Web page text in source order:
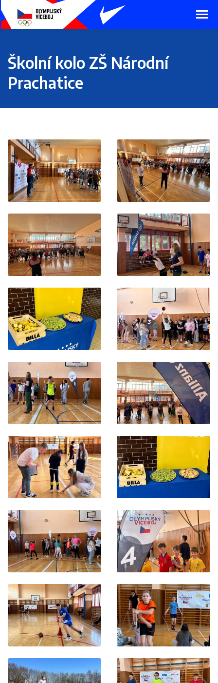
na
hlavní
obsah
Školní kolo ZŠ Národní
Prachatice